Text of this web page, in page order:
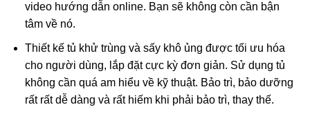
video hướng dẫn online. Bạn sẽ không còn cần bận
tâm về nó.
Thiết kế tủ khử trùng và sấy khô ủng được tối ưu hóa
cho người dùng, lắp đặt cực kỳ đơn giản. Sử dụng tủ
không cần quá am hiểu về kỹ thuật. Bảo trì, bảo dưỡng
rất rất dễ dàng và rất hiếm khi phải bảo trì, thay thế.